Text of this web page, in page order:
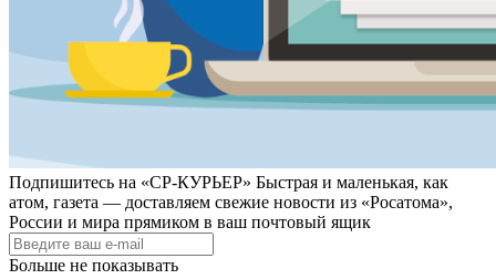
Подпишитесь на «СР-КУРЬЕР» Быстрая и маленькая, как
атом, газета — доставляем свежие новости из «Росатома»,
России и мира прямиком в ваш почтовый ящик
Больше не показывать